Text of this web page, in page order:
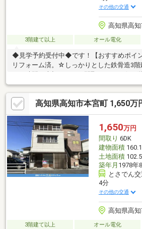
その他の交通
高知県高
3階建て以上 オール電化
◆見学予約受付中◆です！【おすすめポイ
リフォーム済。☆しっかりとした鉄骨造3
イレと浴室を設置しており、二世帯での暮
やすい住まいです。☆オール電化住宅。毎
マートに♪☆朝と夕方で違った明るさを楽し
ー。風通しも良好。☆駐車場：無（月極駐
継可】）☆高知伊予三島線沿いで、各方面
地。【周辺環境】・旭小学校350ｍ（徒歩
ｍ（徒歩約20分）
高知県高知市本宮町 1,650万
1,650万円
間取り 6DK
建物面積
土地面積
築年月 1978年
とさでん
4分
その他の交通
高知県高
3階建て以上 オール電化